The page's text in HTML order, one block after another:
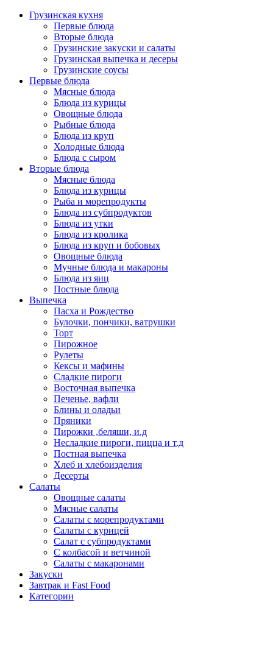
Грузинская кухня
Первые блюда
Вторые блюда
Грузинские закуски и салаты
Грузинская выпечка и десеры
Грузинские соусы
Первые блюда
Мясные блюда
Блюда из курицы
Овощные блюда
Рыбные блюда
Блюда из круп
Холодные блюда
Блюда с сыром
Вторые блюда
Мясные блюда
Блюда из курицы
Рыба и морепродукты
Блюда из субпродуктов
Блюда из утки
Блюда из кролика
Блюда из круп и бобовых
Овощные блюда
Мучные блюда и макароны
Блюда из яиц
Постные блюда
Выпечка
Пасха и Рождество
Булочки, пончики, ватрушки
Торт
Пирожное
Рулеты
Кексы и мафины
Сладкие пироги
Восточная выпечка
Печенье, вафли
Блины и оладьи
Пряники
Пирожки ,беляши, и.д
Несладкие пироги, пицца и т.д
Постная выпечка
Хлеб и хлебоизделия
Десерты
Салаты
Овощные салаты
Мясные салаты
Салаты с морепродуктами
Салаты с курицей
Салат с субпродуктами
С колбасой и ветчиной
Салаты с макаронами
Закуски
Завтрак и Fast Food
Категории